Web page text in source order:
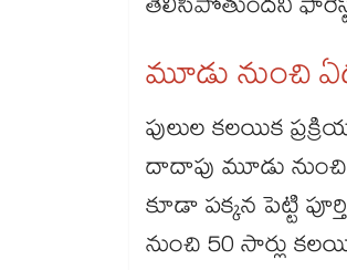
తెలిసిపోతుందని ఫారెస్ట్
మూడు నుంచి
పులుల కలయిక
దాదాపు మూడు
కూడా పక్కన పెట్టి
నుంచి 50 సార్లు